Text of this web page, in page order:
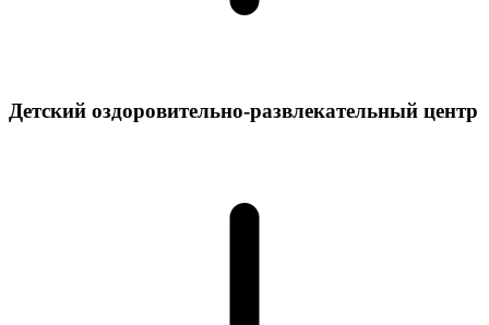
Детский оздоровительно-развлекательный центр